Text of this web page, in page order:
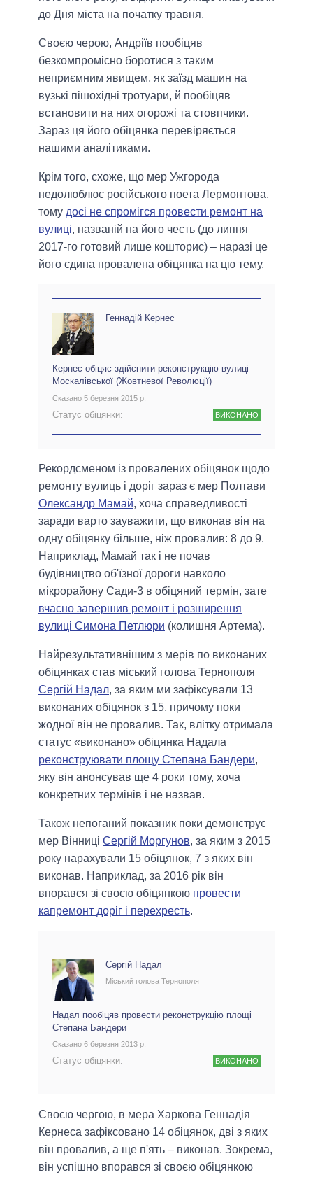
до Дня міста на початку травня.
Своєю черою, Андріїв пообіцяв
безкомпромісно боротися з таким
неприємним явищем, як заїзд машин на
вузькі пішохідні тротуари, й пообіцяв
встановити на них огорожі та стовпчики.
Зараз ця його обіцянка перевіряється
нашими аналітиками.
Крім того, схоже, що мер Ужгорода
недолюблює російського поета Лермонтова,
тому досі не спромігся провести ремонт на
вулиці, названій на його честь (до липня
2017-го готовий лише кошторис) – наразі це
його єдина провалена обіцянка на цю тему.
Геннадій Кернес
Кернес обіцяє здійснити реконструкцію вулиці
Москалівської (Жовтневої Революції)
Сказано 5 березня 2015 р.
Статус обіцянки: ВИКОНАНО
Рекордсменом із провалених обіцянок щодо
ремонту вулиць і доріг зараз є мер Полтави
Олександр Мамай, хоча справедливості
заради варто зауважити, що виконав він на
одну обіцянку більше, ніж провалив: 8 до 9.
Наприклад, Мамай так і не почав
будівництво об'їзної дороги навколо
мікрорайону Сади-3 в обіцяний термін, зате
вчасно завершив ремонт і розширення
вулиці Симона Петлюри (колишня Артема).
Найрезультативнішим з мерів по виконаних
обіцянках став міський голова Тернополя
Сергій Надал, за яким ми зафіксували 13
виконаних обіцянок з 15, причому поки
жодної він не провалив. Так, влітку отримала
статус «виконано» обіцянка Надала
реконструювати площу Степана Бандери,
яку він анонсував ще 4 роки тому, хоча
конкретних термінів і не назвав.
Також непоганий показник поки демонструє
мер Вінниці Сергій Моргунов, за яким з 2015
року нарахували 15 обіцянок, 7 з яких він
виконав. Наприклад, за 2016 рік він
впорався зі своєю обіцянкою провести
капремонт доріг і перехресть.
Сергій Надал
Міський голова Тернополя
Надал пообіцяв провести реконструкцію площі
Степана Бандери
Сказано 6 березня 2013 р.
Статус обіцянки: ВИКОНАНО
Своєю чергою, в мера Харкова Геннадія
Кернеса зафіксовано 14 обіцянок, дві з яких
він провалив, а ще п'ять – виконав. Зокрема,
він успішно впорався зі своєю обіцянкою